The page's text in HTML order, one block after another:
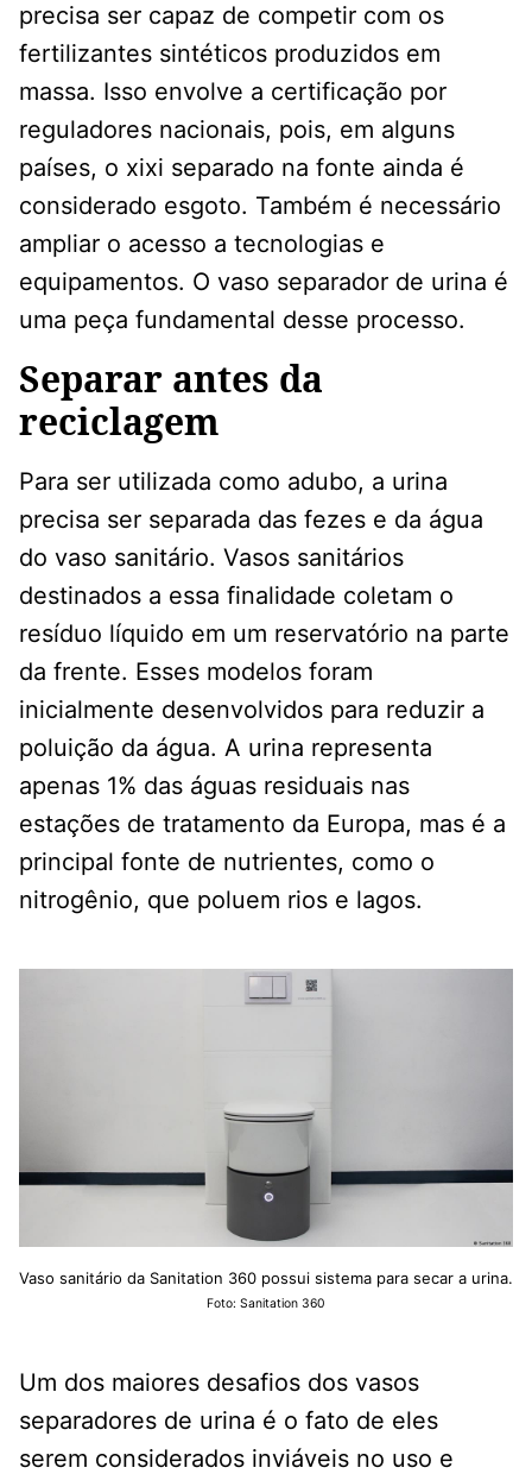
precisa ser capaz de competir com os
fertilizantes sintéticos produzidos em
massa. Isso envolve a certificação por
reguladores nacionais, pois, em alguns
países, o xixi separado na fonte ainda é
considerado esgoto. Também é necessário
ampliar o acesso a tecnologias e
equipamentos. O vaso separador de urina é
uma peça fundamental desse processo.
Separar antes da
reciclagem
Para ser utilizada como adubo, a urina
precisa ser separada das fezes e da água
do vaso sanitário. Vasos sanitários
destinados a essa finalidade coletam o
resíduo líquido em um reservatório na parte
da frente. Esses modelos foram
inicialmente desenvolvidos para reduzir a
poluição da água. A urina representa
apenas 1% das águas residuais nas
estações de tratamento da Europa, mas é a
principal fonte de nutrientes, como o
nitrogênio, que poluem rios e lagos.
Vaso sanitário da Sanitation 360 possui sistema para secar a urina.
Foto: Sanitation 360
Um dos maiores desafios dos vasos
separadores de urina é o fato de eles
serem considerados inviáveis no uso e